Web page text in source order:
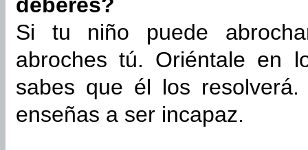
Si tu niño puede
abroches tú. Oriéntale en
sabes que él los
enseñas a ser incapaz.